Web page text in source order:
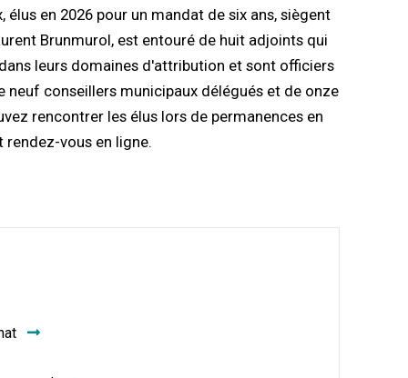
en 2026 pour un mandat de six ans, siègent
Brunmurol, est entouré de huit adjoints qui
leurs domaines d'attribution et sont officiers
conseillers municipaux délégués et de onze
rencontrer les élus lors de permanences en
rendez-vous en ligne.